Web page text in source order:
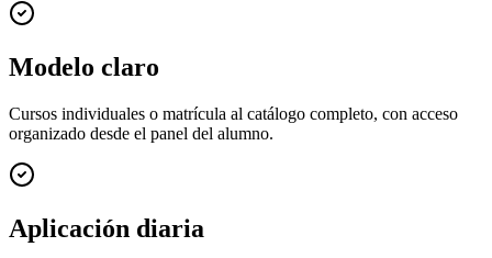
Modelo claro
Cursos individuales o matrícula al catálogo completo, con acceso
organizado desde el panel del alumno.
Aplicación diaria